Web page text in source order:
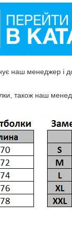
менеджер і
також наш